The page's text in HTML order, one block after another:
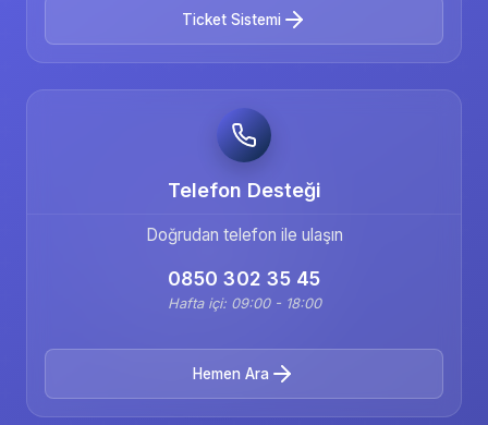
Ticket Sistemi
Telefon Desteği
Doğrudan telefon ile ulaşın
0850 302 35 45
Hafta içi: 09:00 - 18:00
Hemen Ara